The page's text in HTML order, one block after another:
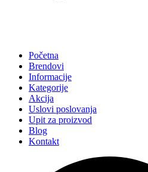
Početna
Brendovi
Informacije
Kategorije
Akcija
Uslovi poslovanja
Upit za proizvod
Blog
Kontakt